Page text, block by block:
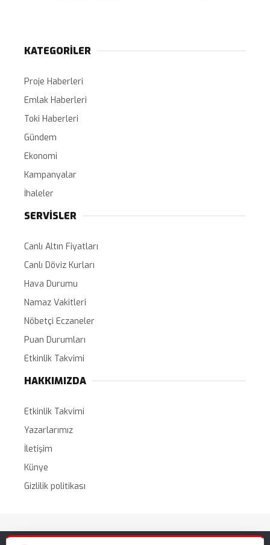
KATEGORİLER
Proje Haberleri
Emlak Haberleri
Toki Haberleri
Gündem
Ekonomi
Kampanyalar
İhaleler
SERVİSLER
Canlı Altın Fiyatları
Canlı Döviz Kurları
Hava Durumu
Namaz Vakitleri
Nöbetçi Eczaneler
Puan Durumları
Etkinlik Takvimi
HAKKIMIZDA
Etkinlik Takvimi
Yazarlarımız
İletişim
Künye
Gizlilik politikası
Tüm Hakları Saklıdır. |WordPress Haber Teması